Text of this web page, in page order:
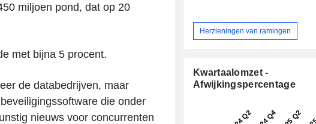
miljoen pond, dat op 20
met bijna 5 procent.
de databedrijven, maar
die onder
nieuws voor concurrenten
Herzieningen van ramingen
Kwartaalomzet -
Afwijkingspercentage